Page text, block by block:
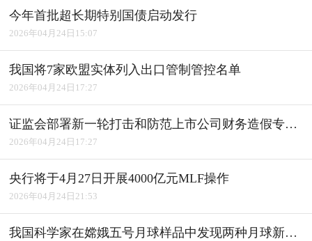
今年首批超长期特别国债启动发行
2026年04月24日15:07
我国将7家欧盟实体列入出口管制管控名单
2026年04月24日17:27
证监会部署新一轮打击和防范上市公司财务造假专项行动
2026年04月24日17:27
央行将于4月27日开展4000亿元MLF操作
2026年04月24日21:53
我国科学家在嫦娥五号月球样品中发现两种月球新矿物